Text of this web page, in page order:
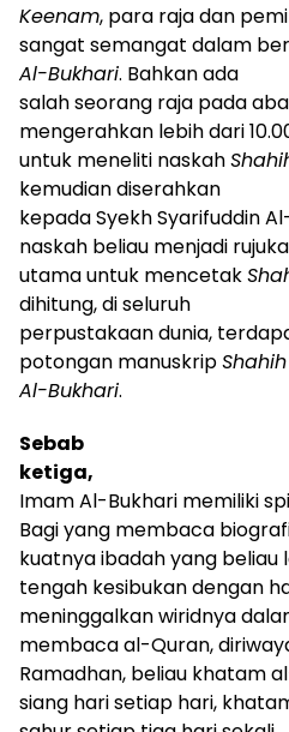
Keenam, para raja dan
sangat semangat dalam
Al-Bukhari. Bahkan ada
salah seorang raja pada
mengerahkan lebih dari
untuk meneliti naskah
kemudian diserahkan
kepada Syekh Syarifuddin
naskah beliau menjadi
utama untuk mencetak
dihitung, di seluruh
perpustakaan dunia,
potongan manuskripShahih
Al-Bukhari.
Sebab
ketiga,
Imam Al-Bukhari memiliki
Bagi yang membaca
kuatnya ibadah yang beliau
tengah kesibukan dengan
meninggalkan wiridnya
membaca al-Quran,
Ramadhan, beliau khatam
siang hari setiap hari,